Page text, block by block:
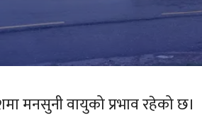
मनसुनी वायुको प्रभाव रहेको छ।